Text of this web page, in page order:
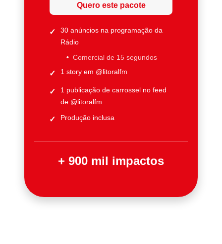
Quero este pacote
30 anúncios na programação da
Rádio
Comercial de 15 segundos
1 story em @litoralfm
1 publicação de carrossel no feed
de @litoralfm
Produção inclusa
+ 900 mil impactos